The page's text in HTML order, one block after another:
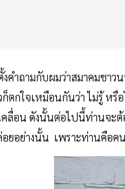
งคำถามกับผมว่าสมาคมชา
ตกใจเหมือนกันว่า ไม่รู้ หรื
คลื่อน ดังนั้นต่อไปนี้ท่านจะต้
อยอย่างนั้น เพราะท่านคือ